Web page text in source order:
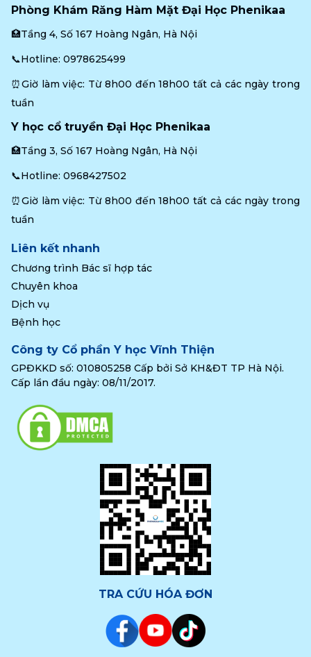
Phòng Khám Răng Hàm Mặt Đại Học Phenikaa
🏥Tầng 4, Số 167 Hoàng Ngân, Hà Nội
📞Hotline: 0978625499
⏰Giờ làm việc: Từ 8h00 đến 18h00 tất cả các ngày trong
tuần
Y học cổ truyền Đại Học Phenikaa
🏥Tầng 3, Số 167 Hoàng Ngân, Hà Nội
📞Hotline: 0968427502
⏰Giờ làm việc: Từ 8h00 đến 18h00 tất cả các ngày trong
tuần
Liên kết nhanh
Chương trình Bác sĩ hợp tác
Chuyên khoa
Dịch vụ
Bệnh học
Công ty Cổ phần Y học Vĩnh Thiện
GPĐKKD số: 010805258 Cấp bởi Sở KH&ĐT TP Hà Nội.
Cấp lần đầu ngày: 08/11/2017.
TRA CỨU HÓA ĐƠN